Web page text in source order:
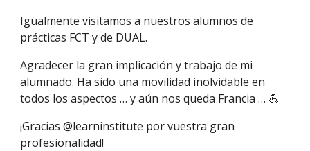
Igualmente visitamos a nuestros alumnos de
prácticas FCT y de DUAL.
Agradecer la gran implicación y trabajo de mi
alumnado. Ha sido una movilidad inolvidable en
todos los aspectos … y aún nos queda Francia … 💪
¡Gracias @learninstitute por vuestra gran
profesionalidad!